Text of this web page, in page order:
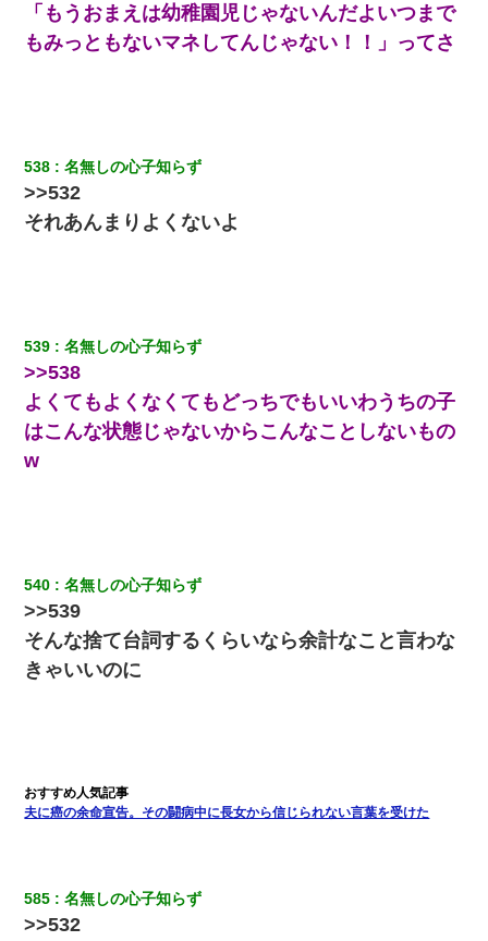
「もうおまえは幼稚園児じゃないんだよいつまで
もみっともないマネしてんじゃない！！」ってさ
538 名無しの心子知らず
>>532
それあんまりよくないよ
539 名無しの心子知らず
>>538
よくてもよくなくてもどっちでもいいわうちの子
はこんな状態じゃないからこんなことしないもの
w
540 名無しの心子知らず
>>539
そんな捨て台詞するくらいなら余計なこと言わな
きゃいいのに
夫に癌の余命宣告。その闘病中に長女から信じられない言葉を受けた
585 名無しの心子知らず
>>532